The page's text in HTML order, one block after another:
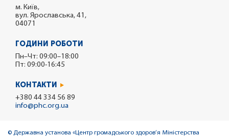
м. Київ,
вул. Ярославська, 41,
04071
ГОДИНИ РОБОТИ
Пн–Чт: 09:00–18:00
Пт: 09:00-16:45
КОНТАКТИ
+380 44 334 56 89
info@phc.org.ua
© Державна установа «Центр громадського здоров’я Міністерства